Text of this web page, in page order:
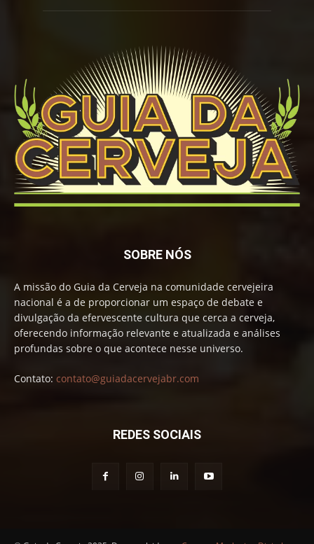
SOBRE NÓS
A missão do Guia da Cerveja na comunidade cervejeira
nacional é a de proporcionar um espaço de debate e
divulgação da efervescente cultura que cerca a cerveja,
oferecendo informação relevante e atualizada e análises
profundas sobre o que acontece nesse universo.
Contato: contato@guiadacervejabr.com
REDES SOCIAIS